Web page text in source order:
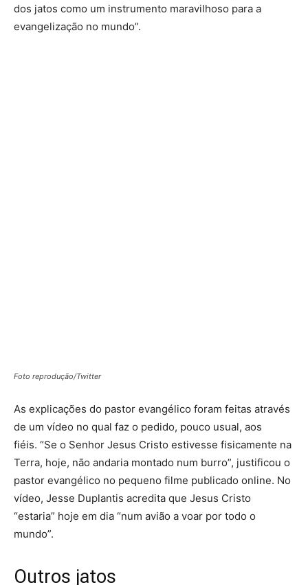
dos jatos como um instrumento maravilhoso para a
evangelização no mundo”.
Foto reprodução/Twitter
As explicações do pastor evangélico foram feitas através
de um vídeo no qual faz o pedido, pouco usual, aos
fiéis. “Se o Senhor Jesus Cristo estivesse fisicamente na
Terra, hoje, não andaria montado num burro”, justificou o
pastor evangélico no pequeno filme publicado online. No
vídeo, Jesse Duplantis acredita que Jesus Cristo
“estaria” hoje em dia “num avião a voar por todo o
mundo”.
Outros jatos